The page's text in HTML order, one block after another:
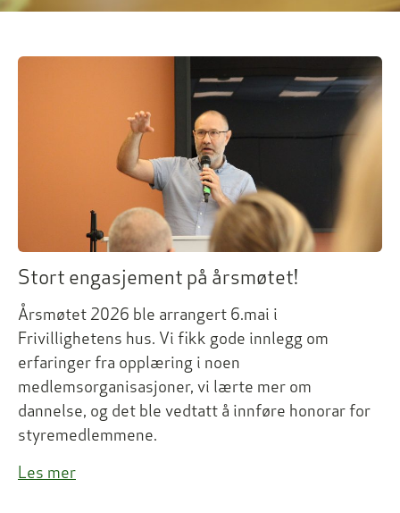
Stort engasjement på årsmøtet!
Årsmøtet 2026 ble arrangert 6.mai i
Frivillighetens hus. Vi fikk gode innlegg om
erfaringer fra opplæring i noen
medlemsorganisasjoner, vi lærte mer om
dannelse, og det ble vedtatt å innføre honorar for
styremedlemmene.
Les mer